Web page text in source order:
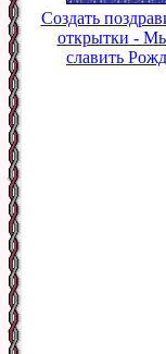
Создать
открытки -
славить